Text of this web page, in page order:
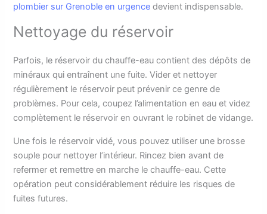
plombier sur Grenoble en urgence devient indispensable.
Nettoyage du réservoir
Parfois, le réservoir du chauffe-eau contient des dépôts de
minéraux qui entraînent une fuite. Vider et nettoyer
régulièrement le réservoir peut prévenir ce genre de
problèmes. Pour cela, coupez l’alimentation en eau et videz
complètement le réservoir en ouvrant le robinet de vidange.
Une fois le réservoir vidé, vous pouvez utiliser une brosse
souple pour nettoyer l’intérieur. Rincez bien avant de
refermer et remettre en marche le chauffe-eau. Cette
opération peut considérablement réduire les risques de
fuites futures.